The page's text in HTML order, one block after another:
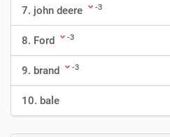
7. john deere -3
8. Ford -3
9. brand -3
10. bale